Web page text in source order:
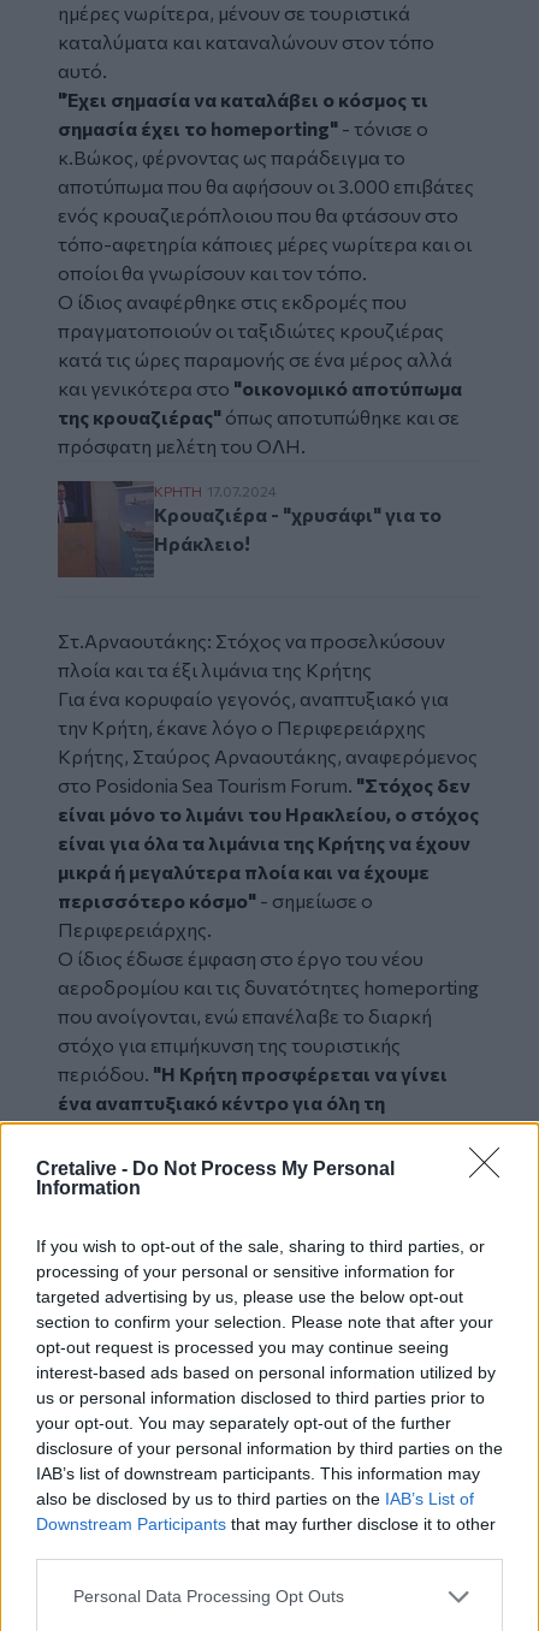
Cretalive - Do Not Process My Personal
Information
If you wish to opt-out of the sale, sharing to third parties, or
processing of your personal or sensitive information for
targeted advertising by us, please use the below opt-out
section to confirm your selection. Please note that after your
opt-out request is processed you may continue seeing
interest-based ads based on personal information utilized by
us or personal information disclosed to third parties prior to
your opt-out. You may separately opt-out of the further
disclosure of your personal information by third parties on the
IAB’s list of downstream participants. This information may
also be disclosed by us to third parties on the IAB’s List of
Downstream Participants that may further disclose it to other
Personal Data Processing Opt Outs
ημέρες νωρίτερα, μένουν σε τουριστικά
καταλύματα και καταναλώνουν στον τόπο
αυτό.
"Έχει σημασία να καταλάβει ο κόσμος τι
σημασία έχει το homeporting" - τόνισε ο
κ.Βώκος, φέρνοντας ως παράδειγμα το
αποτύπωμα που θα αφήσουν οι 3.000 επιβάτες
ενός κρουαζιερόπλοιου που θα φτάσουν στο
τόπο-αφετηρία κάποιες μέρες νωρίτερα και οι
οποίοι θα γνωρίσουν και τον τόπο.
Ο ίδιος αναφέρθηκε στις εκδρομές που
πραγματοποιούν οι ταξιδιώτες κρουζιέρας
κατά τις ώρες παραμονής σε ένα μέρος αλλά
και γενικότερα στο "οικονομικό αποτύπωμα
της κρουαζιέρας" όπως αποτυπώθηκε και σε
πρόσφατη μελέτη του ΟΛΗ.
Κρουαζιέρα - "χρυσάφι" για το Ηράκλειο!
ΚΡΗΤΗ 17.07.2024
Κρουαζιέρα - "χρυσάφι" για το
Ηράκλειο!
Στ.Αρναουτάκης: Στόχος να προσελκύσουν
πλοία και τα έξι λιμάνια της Κρήτης
Για ένα κορυφαίο γεγονός, αναπτυξιακό για
την Κρήτη, έκανε λόγο ο Περιφερειάρχης
Κρήτης, Σταύρος Αρναουτάκης, αναφερόμενος
στο Posidonia Sea Tourism Forum. "Στόχος δεν
είναι μόνο το λιμάνι του Ηρακλείου, ο στόχος
είναι για όλα τα λιμάνια της Κρήτης να έχουν
μικρά ή μεγαλύτερα πλοία και να έχουμε
περισσότερο κόσμο" - σημείωσε ο
Περιφερειάρχης.
Ο ίδιος έδωσε έμφαση στο έργο του νέου
αεροδρομίου και τις δυνατότητες homeporting
που ανοίγονται, ενώ επανέλαβε το διαρκή
στόχο για επιμήκυνση της τουριστικής
περιόδου. "Η Κρήτη προσφέρεται να γίνει
ένα αναπτυξιακό κέντρο για όλη τη
Μεσόγειο πάνω στην Κρουαζιέρα και μέσα
από την συνεργασία να μπορούμε να έχουμε
την εξωστρέφεια της Κρήτης, να
- υπογράμμισε ο κ.Αρναουτάκης.
Αναφερόμενος στο νέο "κεφάλαιο" στο λιμάνι
του Ηρακλείου εξέφρασε την πεποίθησή του
ότι θα προχωρήσουν οι επενδύσεις στο Λιμάνι
από τον Όμιλο Grimaldi και κατόπιν να μπουν
στο προσκήνιο και άλλα λιμάνια της Κρήτης.
"Τα έξι λιμάνια - μικρά ή μεγάλα - πρέπει να
δούμε, να προσελκύσουμε μικρά ή μεγάλα
πλοία και μέσα από τη συνεργασία να
μπορούμε να αναδείξουμε την Κρήτη σε όλο
τον κόσμο"- τόνισε ο Περιφερειάρχης.
Image